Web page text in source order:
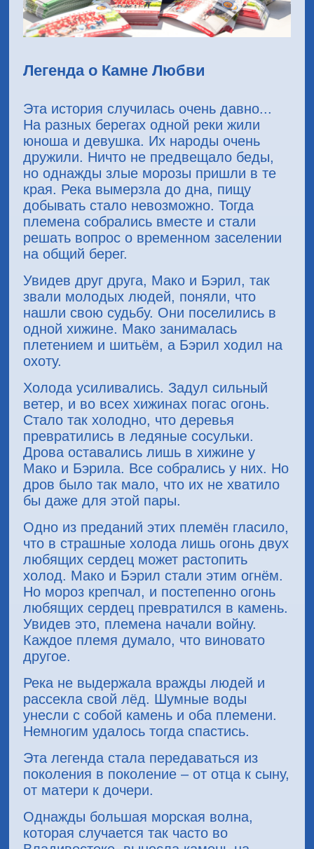
Легенда о Камне Любви
Эта история случилась очень давно...
На разных берегах одной реки жили
юноша и девушка. Их народы очень
дружили. Ничто не предвещало беды,
но однажды злые морозы пришли в те
края. Река вымерзла до дна, пищу
добывать стало невозможно. Тогда
племена собрались вместе и стали
решать вопрос о временном заселении
на общий берег.
Увидев друг друга, Мако и Бэрил, так
звали молодых людей, поняли, что
нашли свою судьбу. Они поселились в
одной хижине. Мако занималась
плетением и шитьём, а Бэрил ходил на
охоту.
Холода усиливались. Задул сильный
ветер, и во всех хижинах погас огонь.
Стало так холодно, что деревья
превратились в ледяные сосульки.
Дрова оставались лишь в хижине у
Мако и Бэрила. Все собрались у них. Но
дров было так мало, что их не хватило
бы даже для этой пары.
Одно из преданий этих племён гласило,
что в страшные холода лишь огонь двух
любящих сердец может растопить
холод. Мако и Бэрил стали этим огнём.
Но мороз крепчал, и постепенно огонь
любящих сердец превратился в камень.
Увидев это, племена начали войну.
Каждое племя думало, что виновато
другое.
Река не выдержала вражды людей и
рассекла свой лёд. Шумные воды
унесли с собой камень и оба племени.
Немногим удалось тогда спастись.
Эта легенда стала передаваться из
поколения в поколение – от отца к сыну,
от матери к дочери.
Однажды большая морская волна,
которая случается так часто во